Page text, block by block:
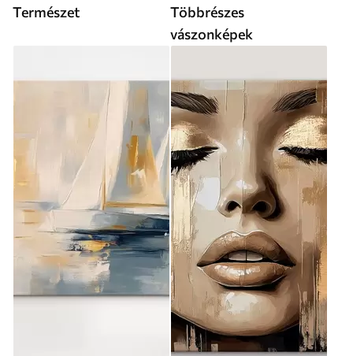
Természet
Többrészes
vászonképek